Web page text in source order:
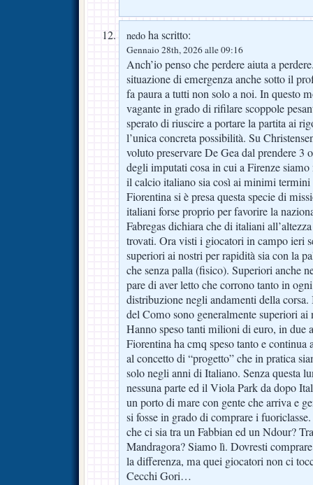
nedo ha scritto:
Gennaio 28th, 2026 alle 09:16
Anch’io penso che perdere aiuta a
situazione di emergenza anche sotto il
fa paura a tutti non solo a noi. In questo
vagante in grado di rifilare scoppole
sperato di riuscire a portare la partita ai
l’unica concreta possibilità. Su
voluto preservare De Gea dal prendere 3
degli imputati cosa in cui a Firenze
il calcio italiano sia così ai minimi
Fiorentina si è presa questa specie di
italiani forse proprio per favorire la
Fabregas dichiara che di italiani
trovati. Ora visti i giocatori in campo ieri
superiori ai nostri per rapidità sia con la
che senza palla (fisico). Superiori anche
pare di aver letto che corrono tanto in
distribuzione negli andamenti della
del Como sono generalmente superiori ai
Hanno speso tanti milioni di euro, in due
Fiorentina ha cmq speso tanto e continua
al concetto di “progetto” che in pratica
solo negli anni di Italiano. Senza questa
nessuna parte ed il Viola Park da dopo
un porto di mare con gente che arriva e
si fosse in grado di comprare i
che ci sia tra un Fabbian ed un Ndour?
Mandragora? Siamo lì. Dovresti
la differenza, ma quei giocatori non ci
Cecchi Gori…